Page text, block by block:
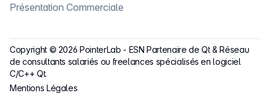
Présentation Commerciale
Copyright © 2026 PointerLab - ESN Partenaire de Qt & Réseau
de consultants salariés ou freelances spécialisés en logiciel
C/C++ Qt.
Mentions Légales